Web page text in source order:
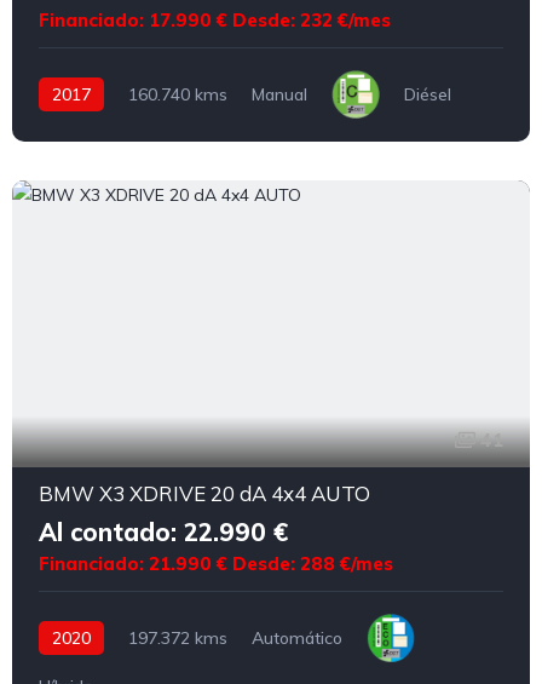
Financiado: 17.990 € Desde: 232 €/mes
2017 160.740 kms Manual Diésel
41
BMW X3 XDRIVE 20 dA 4x4 AUTO
Al contado: 22.990 €
Financiado: 21.990 € Desde: 288 €/mes
2020 197.372 kms Automático